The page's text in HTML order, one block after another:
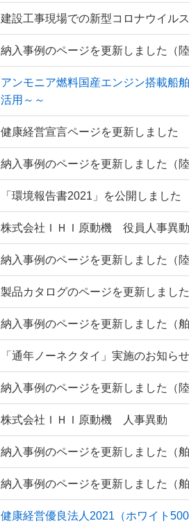
建設工事現場での新型コロナウイル
納入事例のページを更新しました（
アンモニア燃料国産エンジン搭載船
活用～～
健康経営宣言ページを更新しました
納入事例のページを更新しました（
「環境報告書2021」を公開しました
株式会社ＩＨＩ原動機 役員人事異動
納入事例のページを更新しました（
製品カタログのページを更新しまし
納入事例のページを更新しました（
「通年ノーネクタイ」実施のお知らせ
納入事例のページを更新しました（
株式会社ＩＨＩ原動機 人事異動
納入事例のページを更新しました（
納入事例のページを更新しました（
健康経営優良法人2021（ホワイト